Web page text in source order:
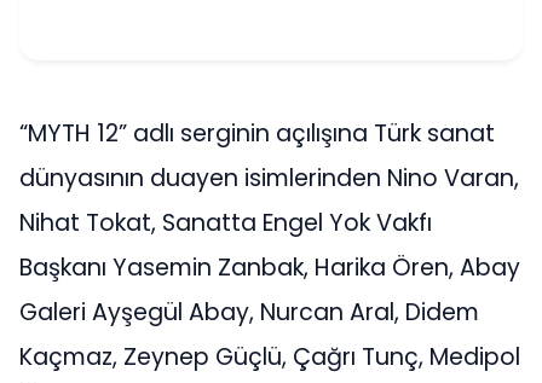
“MYTH 12” adlı serginin açılışına Türk sanat
dünyasının duayen isimlerinden Nino Varan,
Nihat Tokat, Sanatta Engel Yok Vakfı
Başkanı Yasemin Zanbak, Harika Ören, Abay
Galeri Ayşegül Abay, Nurcan Aral, Didem
Kaçmaz, Zeynep Güçlü, Çağrı Tunç, Medipol